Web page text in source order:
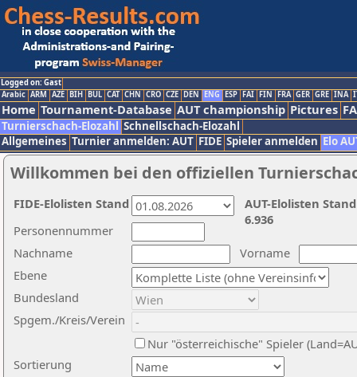
Logged on: Gast
Arabic ARM AZE BIH BUL CAT CHN CRO CZE DEN ENG ESP FAI FIN FRA GER GRE INA
Home Tournament-Database AUT championship Pictures
Turnierschach-Elozahl Schnellschach-Elozahl
Allgemeines Turnier anmelden: AUT FIDE Spieler anmelden Elo
Willkommen bei den offiziellen
Nachname
Vorname
Ebene
Sortierung
Personennummer
Bundesland
Spgem./Kreis/Verein
Nur "österreichische" Spieler
AUT-Elolisten
6.936
FIDE-Elolisten Stand